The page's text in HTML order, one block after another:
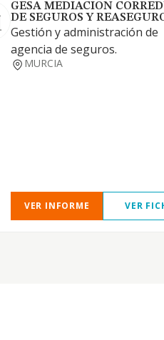
GESA MEDIACION
DE SEGUROS Y
Gestión y administración de
agencia de seguros.
MURCIA
VER INFORME VER